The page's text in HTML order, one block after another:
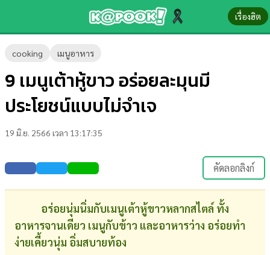
เรื่องฮิต
cooking เมนูอาหาร
9 เมนูเต้าหู้ขาว อร่อยละมุนมี
ประโยชน์แบบไม่จำเจ
19 มิ.ย. 2566 เวลา 13:17:35
คัดลอกลิงก์
อร่อยนุ่มนิ่มกับเมนูเต้าหู้ขาวหลากสไตล์ ทั้ง
อาหารจานเดียว เมนูกับข้าว และอาหารว่าง อร่อยทำ
ง่ายเคี้ยวนุ่ม อิ่มสบายท้อง
ข่าว-
ความ
รู้
บันเทิง
ตรวจ
ผล
บอล